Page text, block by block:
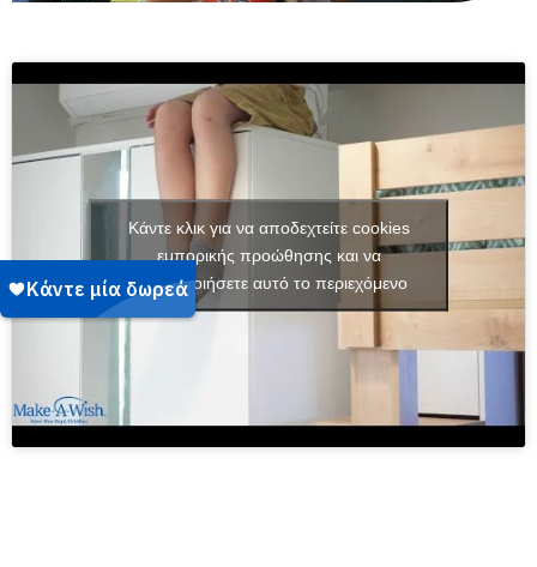
Κάντε κλικ για να αποδεχτείτε cookies
εμπορικής προώθησης και να
ενεργοποιήσετε αυτό το περιεχόμενο